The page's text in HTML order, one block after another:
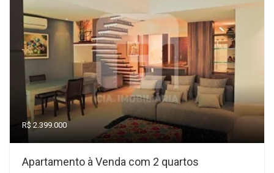
R$ 2.399.000
Apartamento à Venda com 2 quartos